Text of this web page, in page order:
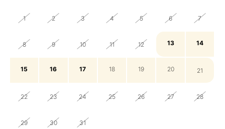
1 2 3 4 5 6 7
8 9 10 11 12 13 14
15 16 17 18 19 20 21
22 23 24 25 26 27 28
29 30 31